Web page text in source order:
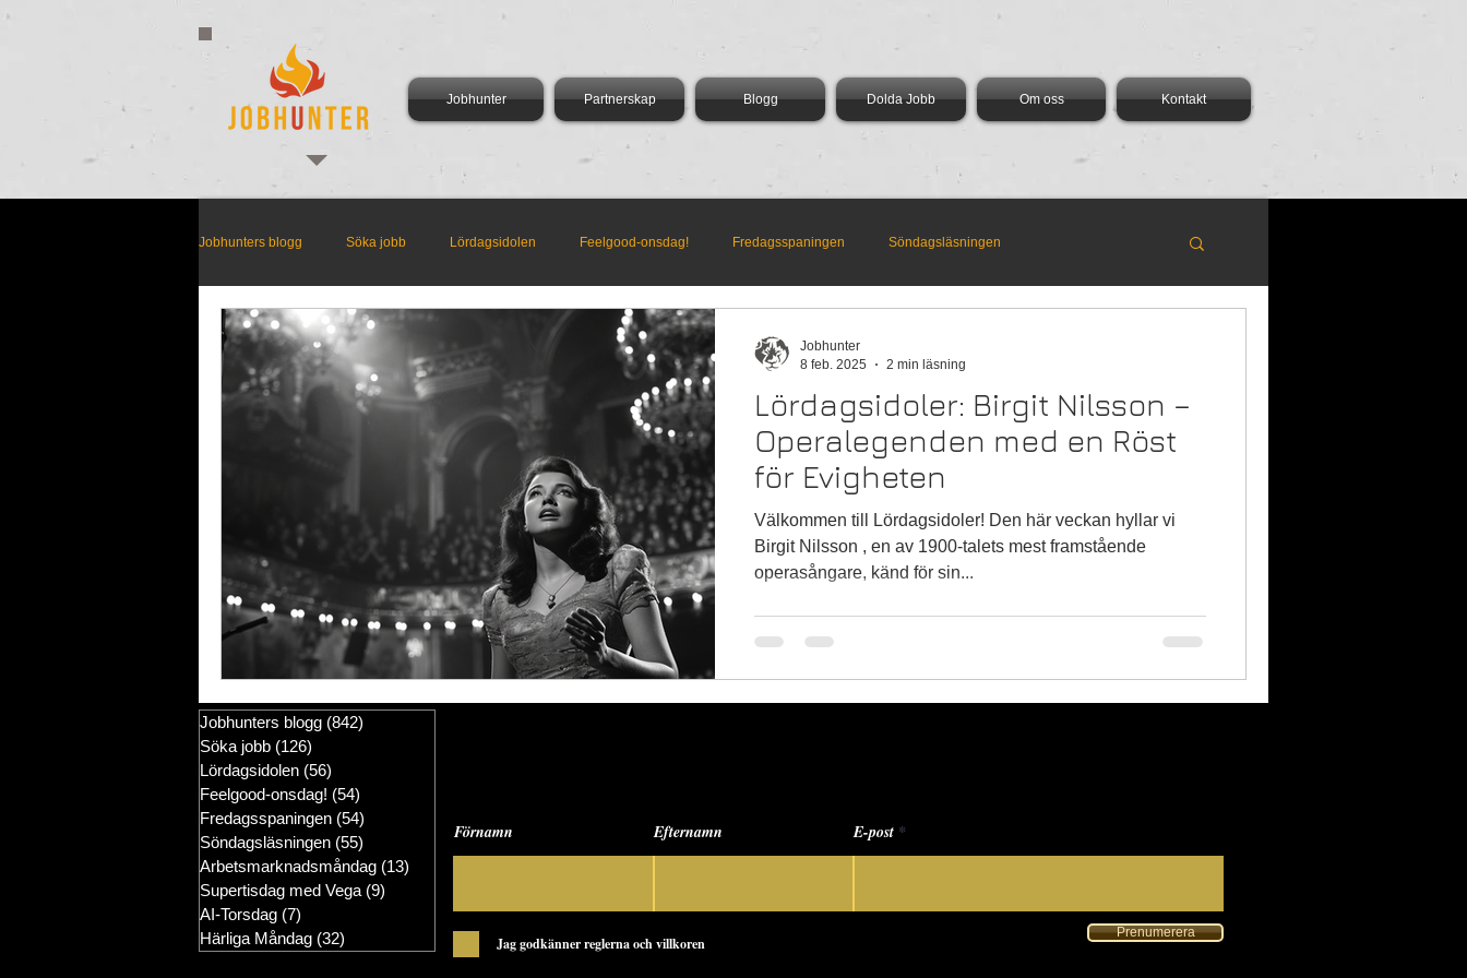
Jobhunter Partnerskap Blogg Dolda Jobb Om oss Kontakt
Jobhunters blogg Söka jobb Lördagsidolen Feelgood-onsdag! Fredagsspaningen Söndagsläsningen
Arbetsmarknadsmåndag Supertisdag med Vega AI-Torsdag
Lördagsidoler: Birgit Nilsson –
Operalegenden med en Röst
för Evigheten
Välkommen till Lördagsidoler! Den här veckan hyllar vi
Birgit Nilsson , en av 1900-talets mest framstående
operasångare, känd för sin...
Jobhunter
8 feb. 2025
2 min läsning
Jobhunters blogg (842)
Söka jobb (126)
Lördagsidolen (56)
Feelgood-onsdag! (54)
Fredagsspaningen (54)
Söndagsläsningen (55)
Arbetsmarknadsmåndag (13)
Supertisdag med Vega (9)
AI-Torsdag (7)
Härliga Måndag (32)
Förnamn Efternamn E-post
Jag godkänner reglerna och villkoren
Prenumerera